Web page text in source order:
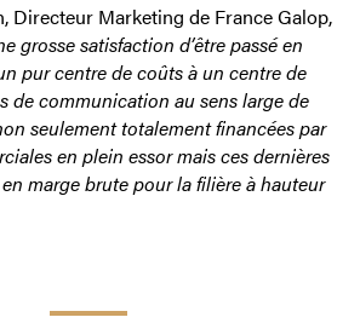
Directeur Marketing de France Galop,
grosse satisfaction d’être passé en
pur centre de coûts à un centre de
de communication au sens large de
seulement totalement financées par
en plein essor mais ces dernières
marge brute pour la filière à hauteur